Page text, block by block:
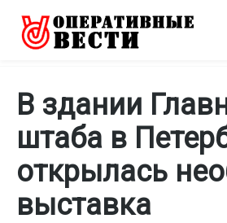
В здании
штаба в
открылась
выставка